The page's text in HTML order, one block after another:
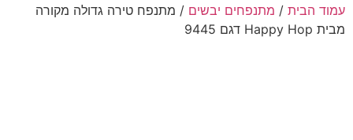
עמוד הבית / מתנפחים יבשים / מתנפח טירה גדולה מקורה
מבית Happy Hop דגם 9445